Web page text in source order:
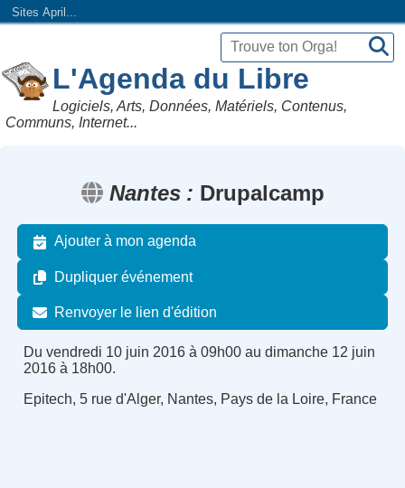
Sites April...
L'Agenda du Libre
Logiciels, Arts, Données, Matériels, Contenus,
Communs, Internet...
Nantes Drupalcamp
Ajouter à mon agenda
Dupliquer événement
Renvoyer le lien d'édition
Du vendredi 10 juin 2016 à 09h00 au dimanche 12 juin
2016 à 18h00.
Epitech, 5 rue d'Alger, Nantes, Pays de la Loire, France